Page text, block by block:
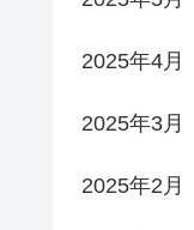
2025年4月
2025年3月
2025年2月